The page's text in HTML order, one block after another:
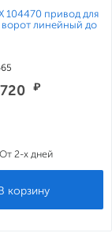
104470 привод для
линейный до
₽
От 2-х дней